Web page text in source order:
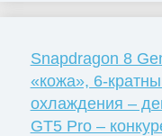
Snapdragon 8
«кожа», 6-
охлаждения –
GT5 Pro –